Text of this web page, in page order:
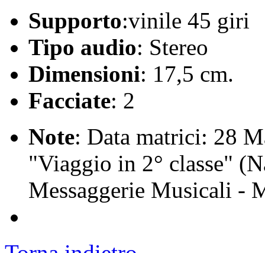
Supporto:vinile 45 giri
Tipo audio: Stereo
Dimensioni: 17,5 cm.
Facciate: 2
Note: Data matrici: 28
"Viaggio in 2° classe"
Messaggerie Musicali -